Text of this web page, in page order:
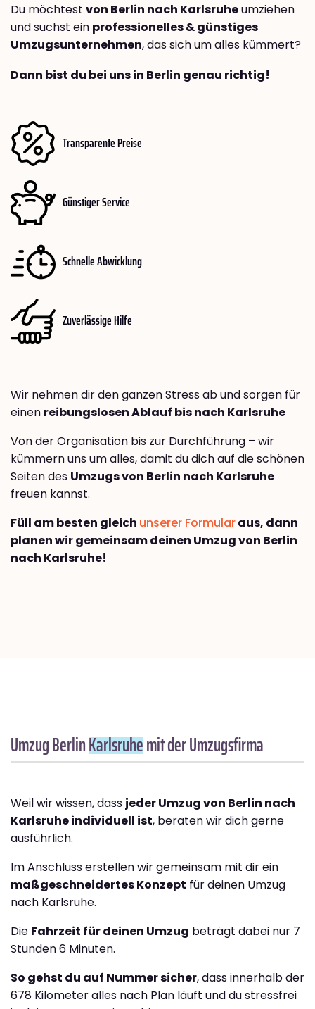
Du möchtest von Berlin nach Karlsruheumziehen
und suchst ein professionelles & günstiges
Umzugsunternehmen, das sich um alles kümmert?
Dann bist du bei uns in Berlin genau richtig!
Transparente Preise
Günstiger Service
Schnelle Abwicklung
Zuverlässige Hilfe
Wir nehmen dir den ganzen Stress ab und sorgen für
einen reibungslosen Ablauf bis nach Karlsruhe
Von der Organisation bis zur Durchführung – wir
kümmern uns um alles, damit du dich auf die schönen
Seiten des Umzugs von Berlin nach Karlsruhe
freuen kannst.
Füll am besten gleich unserer Formularaus, dann
planen wir gemeinsam deinen Umzug von Berlin
nach Karlsruhe!
Umzug BerlinKarlsruhemit der Umzugsfirma
Weil wir wissen, dass jeder Umzug von Berlin nach
Karlsruhe individuell ist, beraten wir dich gerne
ausführlich.
Im Anschluss erstellen wir gemeinsam mit dir ein
maßgeschneidertes Konzept für deinen Umzug
nach Karlsruhe.
Die Fahrzeit für deinen Umzug beträgt dabei nur 7
Stunden 6 Minuten.
So gehst du auf Nummer sicher, dass innerhalb der
678 Kilometer alles nach Plan läuft und du stressfrei